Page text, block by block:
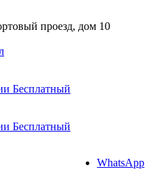
проезд, дом 10
Бесплатный
Бесплатный
WhatsApp